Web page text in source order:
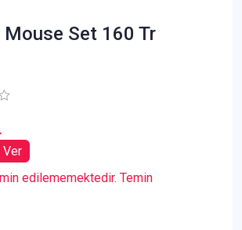
Mouse Set 160 Tr
Ver
edilememektedir. Temin